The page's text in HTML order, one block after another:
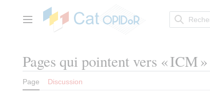
contenuMenu principal
Pages qui pointent vers « ICM »
Page Discussion